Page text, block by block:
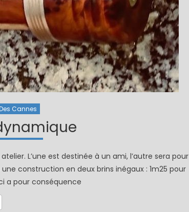
Cannes
L’une est destinée à un ami, l’autre sera pour
construction en deux brins inégaux : 1m25 pour
a pour conséquence